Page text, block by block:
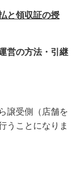
と領収証の授
営の方法・引継
譲受側（店舗を
うことになりま